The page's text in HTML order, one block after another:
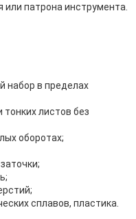
патрона инструмента.
набор в пределах
листов без
оборотах;
сплавов, пластика.